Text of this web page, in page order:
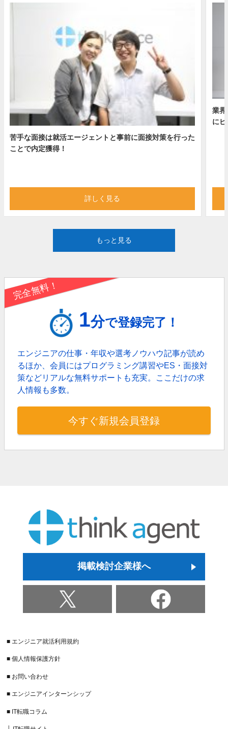
苦手な面接は就活エージェントと事前に面接対策を行った
ことで内定獲得！
詳しく見る
業界
に
もっと見る
完全無料！
1分で登録完了！
エンジニアの仕事・年収や選考ノウハウ記事が読め
るほか、会員にはプログラミング講習やES・面接対
策などリアルな無料サポートも充実。 ここだけの求
人情報も多数。
今すぐ新規会員登録
掲載検討企業様へ
■ エンジニア就活利用規約
■ 個人情報保護方針
■ お問い合わせ
■ エンジニアインターンシップ
■ IT転職コラム